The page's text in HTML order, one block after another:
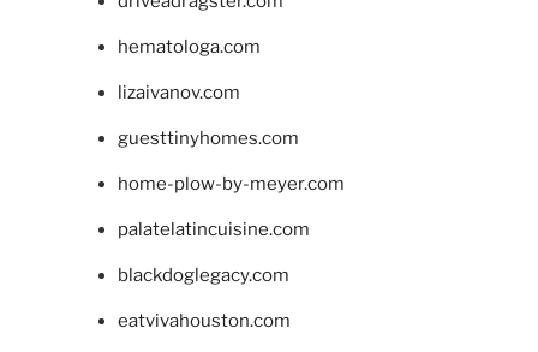
hematologa.com
lizaivanov.com
guesttinyhomes.com
home-plow-by-meyer.com
palatelatincuisine.com
blackdoglegacy.com
eatvivahouston.com